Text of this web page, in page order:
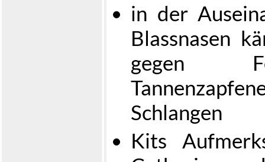
in der
Blassnasen
gegen
Schlangen
Kits